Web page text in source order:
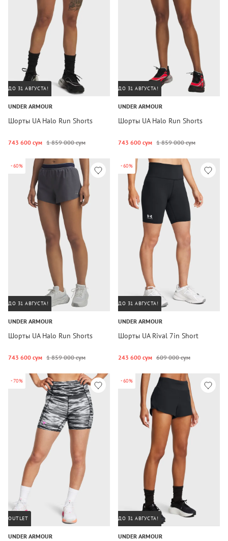
ДО 31 АВГУСТА!
UNDER ARMOUR
Шорты UA Halo Run Shorts
743 600 сум 1 859 000 сум
ДО 31 АВГУСТА!
UNDER ARMOUR
Шорты UA Halo Run Shorts
743 600 сум 1 859 000 сум
-60%
ДО 31 АВГУСТА!
UNDER ARMOUR
Шорты UA Halo Run Shorts
743 600 сум 1 859 000 сум
-60%
ДО 31 АВГУСТА!
UNDER ARMOUR
Шорты UA Rival 7in Short
243 600 сум 609 000 сум
-70%
OUTLET
UNDER ARMOUR
-60%
ДО 31 АВГУСТА!
UNDER ARMOUR